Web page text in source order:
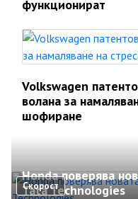
функционират
Volkswagen
волана за
шофиране
Скорост
Honda поверява
Tata Technologies